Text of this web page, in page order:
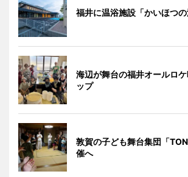
福井に温浴施設「かいほつ
海辺が舞台の福井オールロ
ップ
敦賀の子ども舞台集団「
催へ